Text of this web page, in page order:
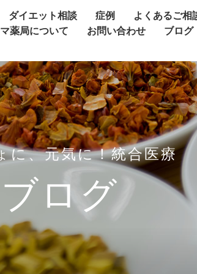
ダイエット相談 症例
よくあるご相
薬局について お問い合わせ
ブログ
に、元気に！統合医療
ブログ